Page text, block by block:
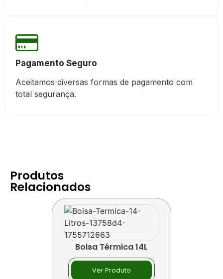
Pagamento Seguro
Aceitamos diversas formas de pagamento com
total segurança.
Produtos
Relacionados
Bolsa Térmica 14L
Ver Produto